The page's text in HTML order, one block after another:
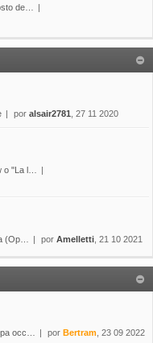
de…
por alsair2781 , 27 11 2020
o "La l…
(Op… por Amelletti , 21 10 2021
occ… por Bertram , 23 09 2022